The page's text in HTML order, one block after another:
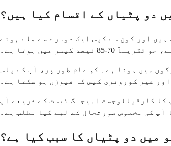
دو پٹیاں کے اقسام کیا ہیں؟
اور کون سے کپس ایک دوسرے سے ملے ہوئے
میں ہوتا ہے۔
کپس کا فیوژن غیر کورونری کپس کے ساتھ شامل ہے۔ یہ اس حالت والے تقریباً 15-30 فیصد لوگوں میں ہوتا ہے۔ کم عام طور پر، آپ کے پاس
غیر کورونری کپس کا فیوژن ہو سکتا ہے۔
کا کارڈیالوجسٹ امیجنگ ٹیسٹ کے ذریعے آپ
کی مخصوص صورتحال کے لیے کیا مطلب ہے۔
میں دو پٹیاں کا سبب کیا ہے؟